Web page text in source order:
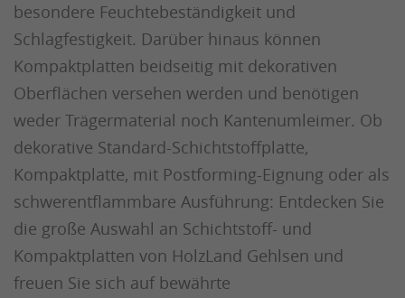
besondere Feuchtebeständigkeit und
Schlagfestigkeit. Darüber hinaus können
Kompaktplatten beidseitig mit dekorativen
Oberflächen versehen werden und benötigen
weder Trägermaterial noch Kantenumleimer. Ob
dekorative Standard-Schichtstoffplatte,
Kompaktplatte, mit Postforming-Eignung oder als
schwerentflammbare Ausführung: Entdecken Sie
die große Auswahl an Schichtstoff- und
Kompaktplatten von HolzLand Gehlsen und
freuen Sie sich auf bewährte